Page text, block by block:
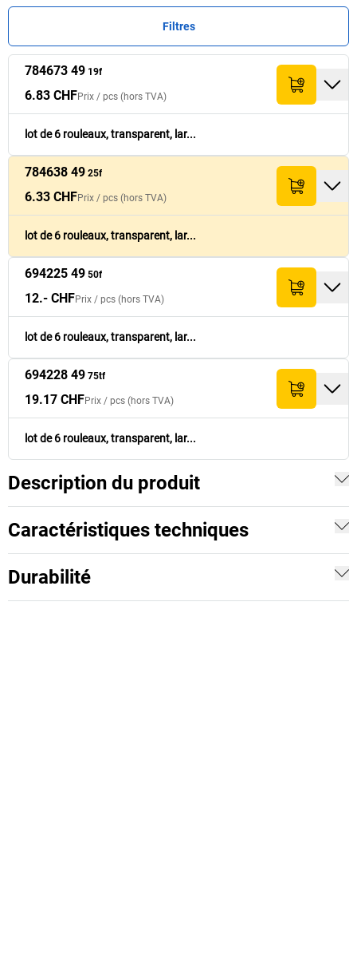
Filtres
Réf.
Quantité par
lot]
Prix /pcs (hors
Réf.
Quantité par
lot]
Prix /pcs (hors
784673 49 19f 19
6.83 CHF
784638 49 25f
6.33 CHF
694228 49 75tf
19.17 CHF
784673 49 19f
6.83 CHFPrix / pcs (hors TVA)
lot de 6 rouleaux, transparent, lar...
784638 49 25f
6.33 CHFPrix / pcs (hors TVA)
lot de 6 rouleaux, transparent, lar...
694225 49 50f
12.- CHFPrix / pcs (hors TVA)
lot de 6 rouleaux, transparent, lar...
694228 49 75tf
19.17 CHFPrix / pcs (hors TVA)
lot de 6 rouleaux, transparent, lar...
Description du produit
Caractéristiques techniques
Durabilité